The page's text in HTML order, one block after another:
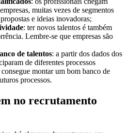
muitas vezes de segmentos
e ideias inovadoras;
: ter novos talentos é também
Lembre-se que empresas são
de talentos: a partir dos dados dos
de diferentes processos
montar um bom banco de
processos.
no recrutamento